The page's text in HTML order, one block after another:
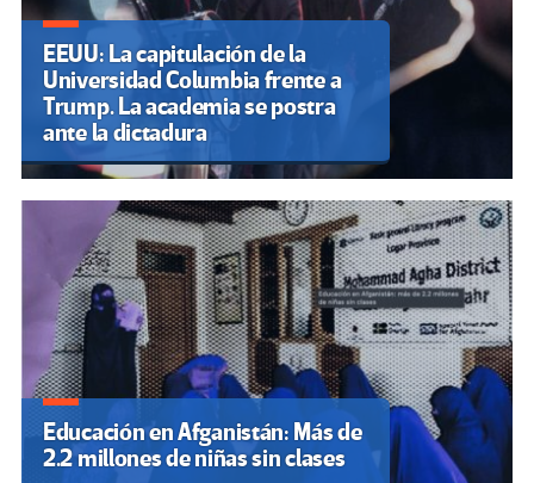
EEUU: La capitulación de la
Universidad Columbia frente a
Trump. La academia se postra
ante la dictadura
Educación en Afganistán: Más de
2.2 millones de niñas sin clases